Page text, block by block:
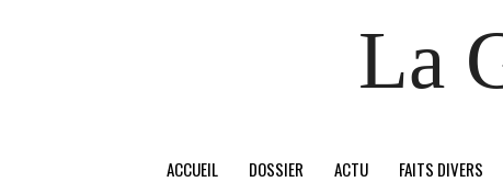
La
ACCUEIL DOSSIER ACTU FAITS DIVERS